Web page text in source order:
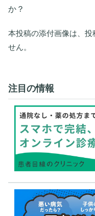
か？
本投稿の添付画像は、
せん。
注目の情報